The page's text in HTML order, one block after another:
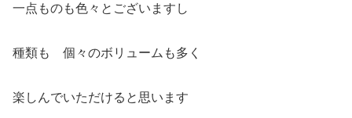
一点ものも色々とございますし
種類も 個々のボリュームも多く
楽しんでいただけると思います